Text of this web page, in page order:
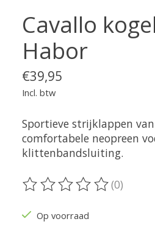
Cavallo
Habor
€39,95
Incl. btw
Sportieve strijklappen
comfortabele neopreen
klittenbandsluiting.
De beoordeling van dit
(0)
Op voorraad